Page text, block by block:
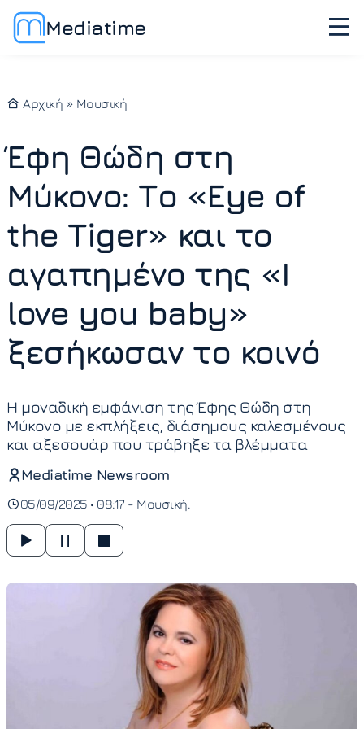
Mediatime
Αρχική » Μουσική
Έφη Θώδη στη
Μύκονο: Το «Eye of
the Tiger» και το
αγαπημένο της «I
love you baby»
ξεσήκωσαν το κοινό
Η μοναδική εμφάνιση της Έφης Θώδη στη
Μύκονο με εκπλήξεις, διάσημους καλεσμένους
και αξεσουάρ που τράβηξε τα βλέμματα
Mediatime Newsroom
05/09/2025 • 08:17 - Μουσική